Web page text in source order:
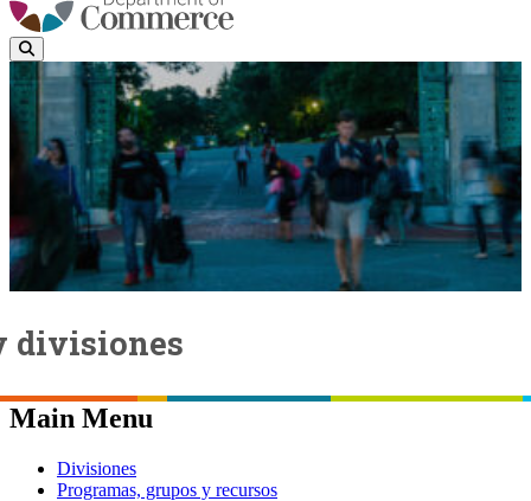
divisiones
Main Menu
Divisiones
Programas, grupos y recursos